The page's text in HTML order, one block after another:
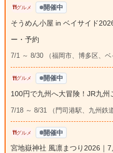
グルメ 開催中
そうめん小屋 in ベイサイド
ー・予約
7/1 ～ 8/30 （福岡市、博多区、ベ
グルメ 開催中
100円で九州へ大冒険！JR九
7/18 ～ 8/31 （門司港駅、九州鉄
グルメ 開催中
宮地嶽神社 風凛まつり2026｜7